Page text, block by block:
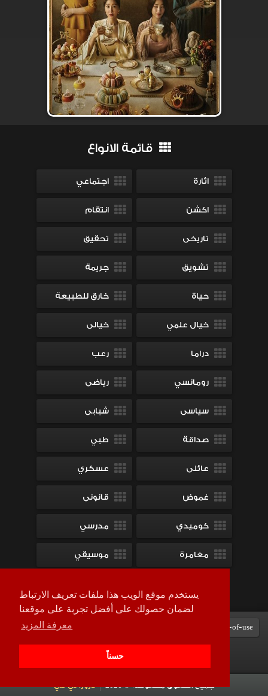
يستخدم موقع الويب هذا ملفات تعريف الارتباط
لضمان حصولك على أفضل تجربة على موقعنا
معرفة المزيد
حسناً
قائمة الانواع
اثارة اجتماعي
اكشن انتقام
تاريخى تحقيق
تشويق جريمة
حياة خارق للطبيعة
خيال علمي خيالى
دراما رعب
رومانسي رياضى
سياسى شبابى
صداقة طبي
عائلى عسكري
غموض قانونى
كوميدي مدرسي
مغامرة موسيقي
Terms-of-use سياسة الخصوصية
جميع الحقوق محفوظة © 2026 لاروزا تي في